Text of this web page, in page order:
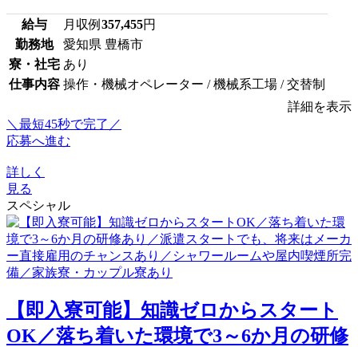
給与 月収例 357,455円
勤務地
愛知県 豊橋市
寮・社宅 あり
仕事内容 操作・機械オペレーター / 機械系工場 / 交替制
詳細を表示
＼最短45秒で完了／
応募へ進む
詳しく
見る
スペシャル
【即入寮可能】知識ゼロからスタート
OK／落ち着いた環境で3～6か月の研修